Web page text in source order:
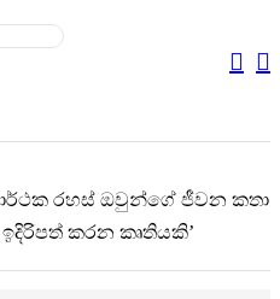
රහස් ඔවුන්ගේ ජීවන කතා
කරන කෘතියකි’